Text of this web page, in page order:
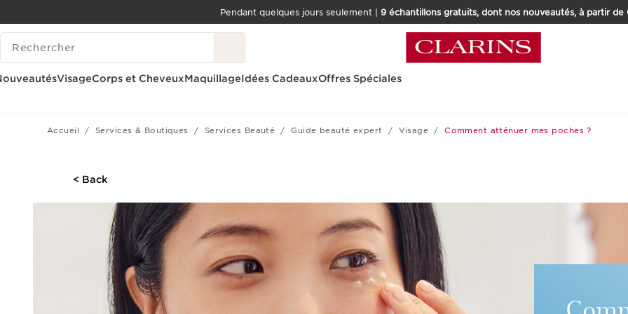
ALLER AU CONTENU
ALLER AU PIED DE PAGE
OUTIL D'ACCESSIBILITÉ
Pendant quelques jours seulement | 9 échantillons gratuits, dont nos nouveautés, à partir de
HISTORIQUE DES RECHERCHES
VisageCorps et CheveuxMaquillageIdées CadeauxOffres Spéciales
Accueil Services & Boutiques Services Beauté Guide beauté expert Visage Comment atténuer mes poches ?
< Back